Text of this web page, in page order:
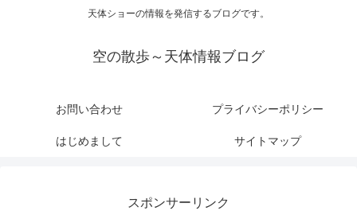
天体ショーの情報を発信するブログです。
空の散歩～天体情報ブログ
お問い合わせ プライバシーポリシー
はじめまして サイトマップ
スポンサーリンク